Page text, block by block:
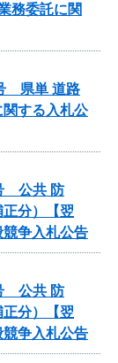
務委託に関
県単 道路
する入札公
公共 防
分）【翌
争入札公告
公共 防
分）【翌
争入札公告